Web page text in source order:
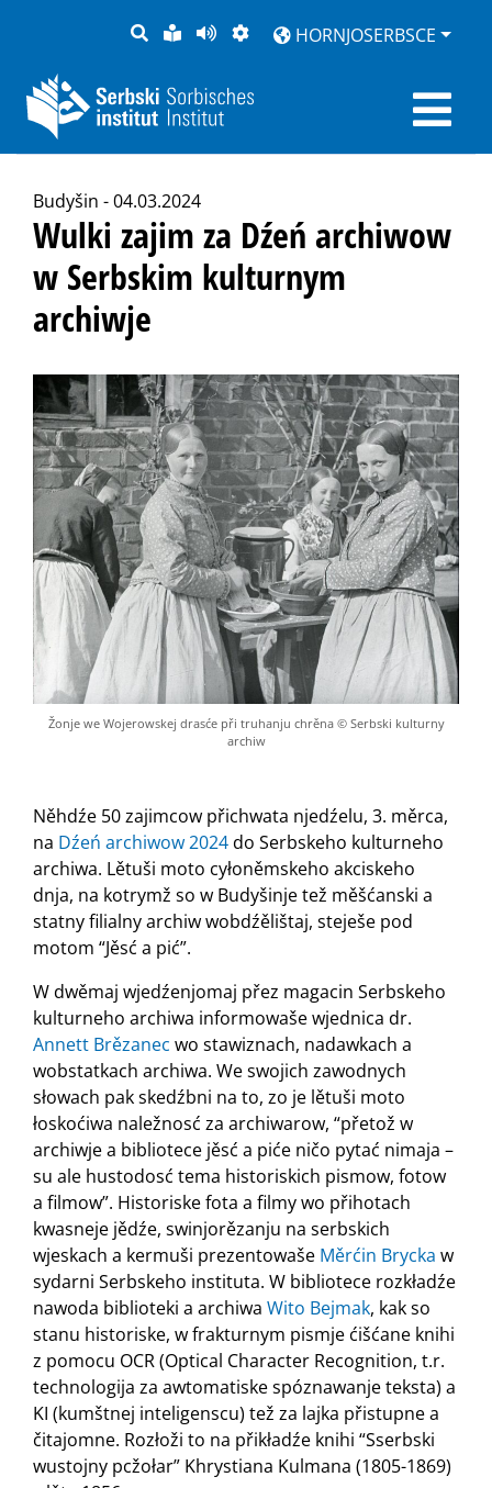
PYTANJE
LOCHKA
RĚČ
STRONU
PŘEDČITAĆ
ZWOBRAZNJENJE
HORNJOSERBSCE
Budyšin - 04.03.2024
Wulki zajim za Dźeń archiwow
w Serbskim kulturnym
archiwje
Žonje we Wojerowskej drasće při truhanju chrěna © Serbski kulturny
archiw
Něhdźe 50 zajimcow přichwata njedźelu, 3. měrca,
na Dźeń archiwow 2024do Serbskeho kulturneho
archiwa. Lětuši moto cyłoněmskeho akciskeho
dnja, na kotrymž so w Budyšinje tež měšćanski a
statny filialny archiw wobdźělištaj, steješe pod
motom “Jěsć a pić”.
W dwěmaj wjedźenjomaj přez magacin Serbskeho
kulturneho archiwa informowaše wjednica dr.
Annett Brězanec wo stawiznach, nadawkach a
wobstatkach archiwa. We swojich zawodnych
słowach pak skedźbni na to, zo je lětuši moto
łoskoćiwa naležnosć za archiwarow, “přetož w
archiwje a bibliotece jěsć a piće ničo pytać nimaja –
su ale hustodosć tema historiskich pismow, fotow
a filmow”. Historiske fota a filmy wo přihotach
kwasneje jědźe, swinjorězanju na serbskich
wjeskach a kermuši prezentowaše Měrćin Brycka w
sydarni Serbskeho instituta. W bibliotece rozkładźe
nawoda biblioteki a archiwa Wito Bejmak, kak so
stanu historiske, w frakturnym pismje ćišćane knihi
z pomocu OCR (Optical Character Recognition, t.r.
technologija za awtomatiske spóznawanje teksta) a
KI (kumštnej inteligenscu) tež za lajka přistupne a
čitajomne. Rozłoži to na přikładźe knihi “Sserbski
wustojny pcžołar” Khrystiana Kulmana (1805-1869)